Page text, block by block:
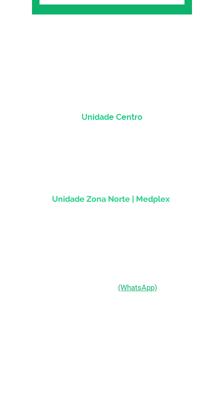
Unidade Centro
Unidade Zona Norte | Medplex
(WhatsApp)